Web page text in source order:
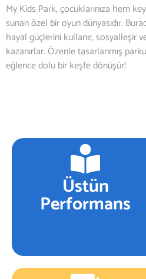
My Kids Park, çocuklarınıza hem
sunan özel bir oyun dünyasıdır.
hayal güçlerini kullanır, sosyalleşir
kazanırlar. Özenle tasarlanmış
eğlence dolu bir keşfe dönüşür!
Üstün
Performans